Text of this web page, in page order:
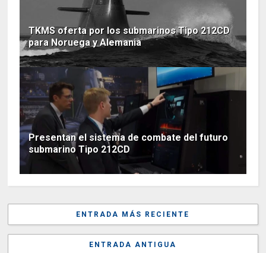
TKMS oferta por los submarinos Tipo 212CD
para Noruega y Alemania
Presentan el sistema de combate del futuro
submarino Tipo 212CD
ENTRADA MÁS RECIENTE
ENTRADA ANTIGUA